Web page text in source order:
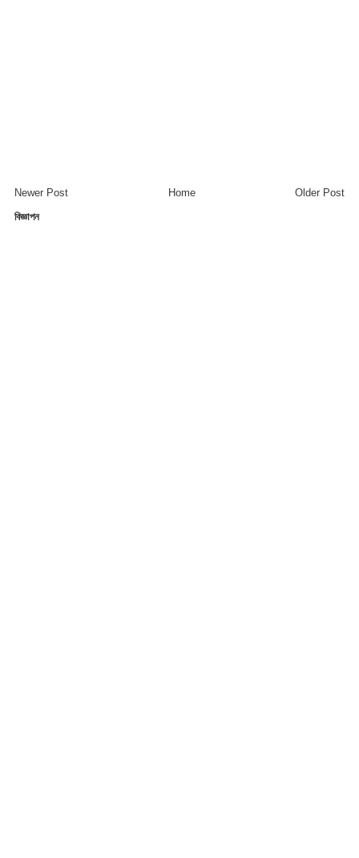
Newer Post Older Post
Home
বিজ্ঞাপন